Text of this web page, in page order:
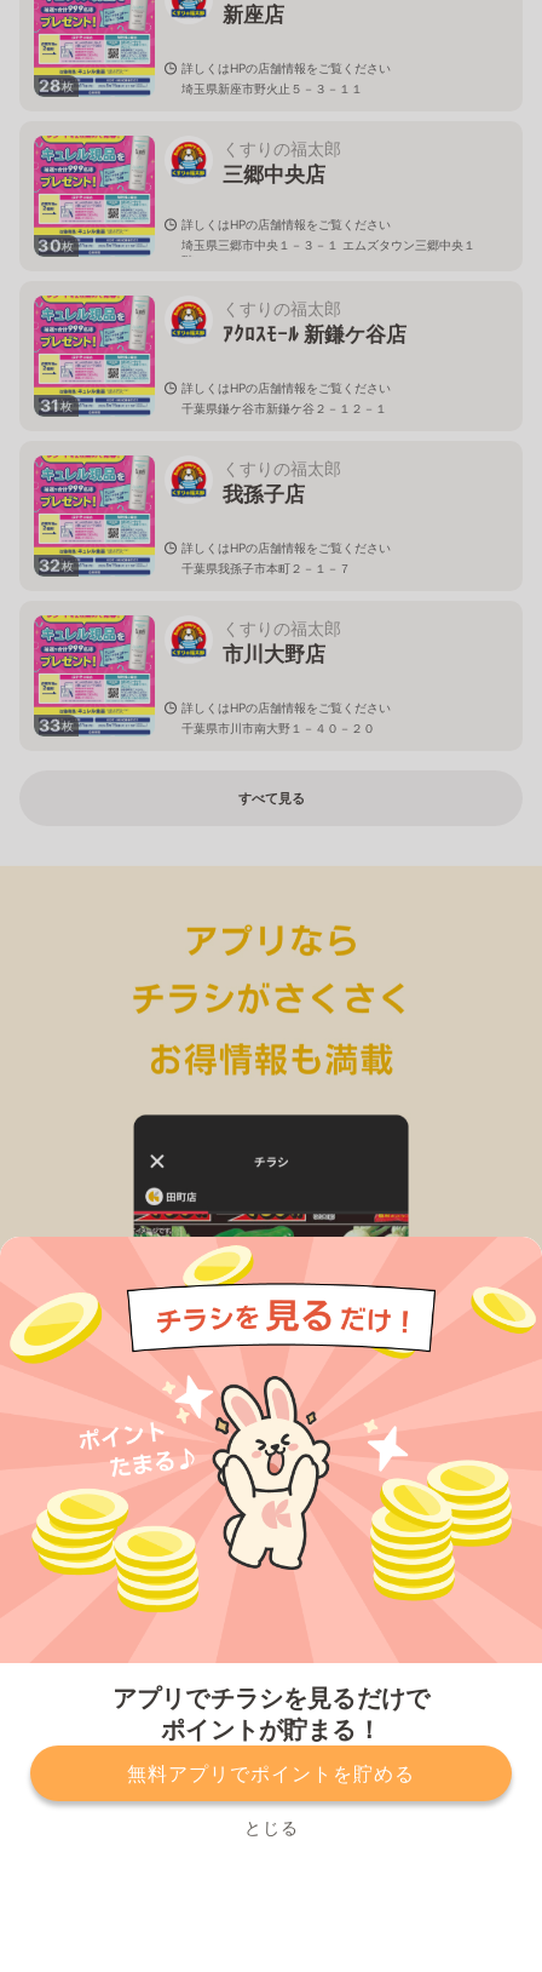
アプリでチラシを見るだけで
ポイントが貯まる！
無料アプリでポイントを貯める
とじる
28枚
新座店
詳しくはHPの店舗情報をご覧ください
埼玉県新座市野火止５－３－１１
30枚
くすりの福太郎
三郷中央店
詳しくはHPの店舗情報をご覧ください
埼玉県三郷市中央１－３－１ エムズタウン三郷中央１
階
31枚
くすりの福太郎
ｱｸﾛｽﾓｰﾙ 新鎌ケ谷店
詳しくはHPの店舗情報をご覧ください
千葉県鎌ケ谷市新鎌ケ谷２－１２－１
32枚
くすりの福太郎
我孫子店
詳しくはHPの店舗情報をご覧ください
千葉県我孫子市本町２－１－７
33枚
くすりの福太郎
市川大野店
詳しくはHPの店舗情報をご覧ください
千葉県市川市南大野１－４０－２０
すべて見る
プライバシーポリシー 利用規約
運営会社
サービスに関してのお問い合わせ